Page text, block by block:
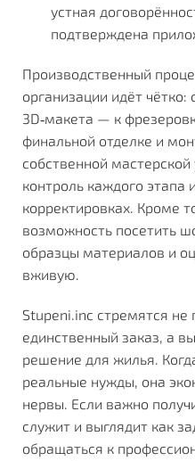
устная
подтверждена
Производственный
организации идёт чётко:
3D‑макета — к
финальной отделке и
собственной
контроль каждого этапа
корректировках. Кроме
возможность посетить
образцы материалов и
вживую.
Stupeni.inc стремятся не
единственный заказ, а
решение для жилья.
реальные нужды, она
нервы. Если важно
служит и выглядит как
обращаться к